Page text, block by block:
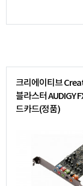
크리에이티브
블라스터 AUDIGY
드카드(정품)